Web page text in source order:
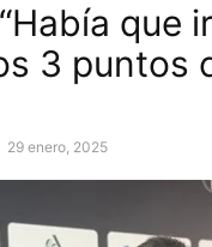
que
3 puntos
29 enero, 2025